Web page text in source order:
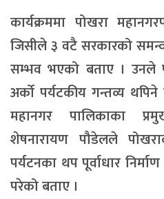
कार्यक्रममा पोखरा
जिसीले ३ वटै सरकारको
सम्भव भएको बताए । उनले
अर्को पर्यटकीय गन्तव्य
महानगर पालिकाका
शेषनारायण पौडेलले
पर्यटनका थप पूर्वाधार
परेको बताए ।